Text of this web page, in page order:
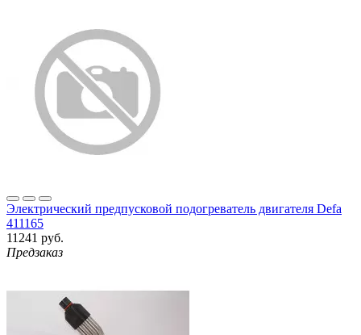
Электрический предпусковой подогреватель двигателя Defa
411165
11241 руб.
Предзаказ